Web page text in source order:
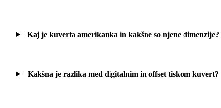
Kaj je kuverta amerikanka in kakšne so njene dimenzije?
Kakšna je razlika med digitalnim in offset tiskom kuvert?